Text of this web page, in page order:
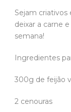
Sejam
deixar a carne
semana!
Ingredientes
300g de feijão
2 cenouras